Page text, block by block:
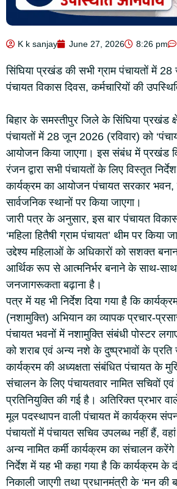
K k sanjay June 27, 2026 8:26 pm
सिंघिया प्रखंड की सभी ग्राम पंचायतों में 28
पंचायत विकास दिवस, कर्मचारियों की
बिहार के समस्तीपुर जिले के सिंघिया प्रखंड
पंचायतों में 28 जून 2026 (रविवार) को
आयोजन किया जाएगा। इस संबंध में प्रखंड
रंजन द्वारा सभी पंचायतों के लिए विस्तृत
कार्यक्रम का आयोजन पंचायत सरकार
सार्वजनिक स्थानों पर किया जाएगा।
जारी पत्र के अनुसार, इस बार पंचायत
‘महिला हितैषी ग्राम पंचायत’ थीम पर किया
उद्देश्य महिलाओं के अधिकारों को सशक्त
आर्थिक रूप से आत्मनिर्भर बनाने के साथ-
जनजागरूकता बढ़ाना है।
पत्र में यह भी निर्देश दिया गया है कि
(नशामुक्ति) अभियान का व्यापक प्रचार-
पंचायत भवनों में नशामुक्ति संबंधी पोस्टर
को शराब एवं अन्य नशे के दुष्प्रभावों के प्रति
कार्यक्रम की अध्यक्षता संबंधित पंचायत के
संचालन के लिए पंचायतवार नामित सचिवों
प्रतिनियुक्ति की गई है। अतिरिक्त प्रभार
मूल पदस्थापन वाली पंचायत में कार्यक्रम
पंचायतों में पंचायत सचिव उपलब्ध नहीं हैं,
अन्य नामित कर्मी कार्यक्रम का संचालन
निर्देश में यह भी कहा गया है कि कार्यक्रम के
निकाली जाएगी तथा प्रधानमंत्री के ‘मन की